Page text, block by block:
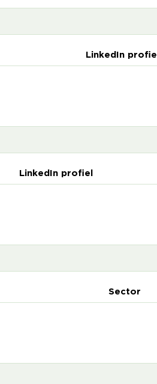
LinkedIn profiel
LinkedIn profiel
Sector